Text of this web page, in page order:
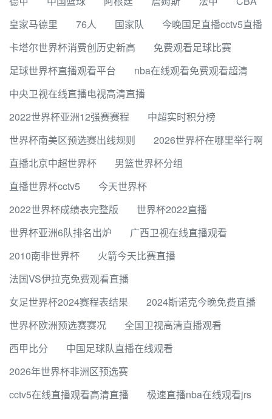
皇家马德里
76人 国家队
今晚国足直播cctv5直播
卡塔尔世界杯消费创历史新高
免费观看足球比赛
足球世界杯直播观看平台
nba在线观看免费观看超清
中央卫视在线直播电视高清直播
2022世界杯亚洲12强赛赛程
中超实时积分榜
世界杯南美区预选赛出线规则
2026世界杯在哪里举行啊
直播北京中超世界杯
男篮世界杯分组
直播世界杯cctv5
今天世界杯
2022世界杯成绩表完整版
世界杯2022直播
世界杯亚洲6队排名出炉
广西卫视在线直播观看
2010南非世界杯
火箭今天比赛直播
法国VS伊拉克免费观看直播
女足世界杯2024赛程表结果
2024斯诺克今晚免费直播
世界杯欧洲预选赛赛况
全国卫视高清直播观看
西甲比分
中国足球队直播在线观看
2026年世界杯非洲区预选赛
cctv5在线直播观看高清直播
极速直播nba在线观看jrs